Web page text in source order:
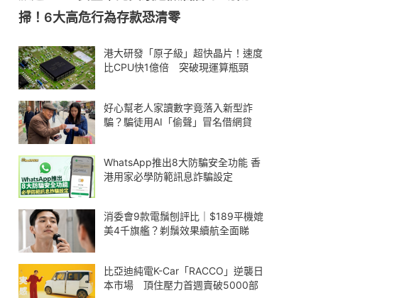
掃！6大高危行為存款恐清零
港大研發「原子級」超快晶片！速度
比CPU快1億倍 突破現運算瓶頸
好心幫老人家讀數字竟落入新型詐
騙？騙徒用AI「偷聲」冒名借網貸
WhatsApp推出8大防騙安全功能 香
港用家必學防範訊息詐騙設定
消委會9款電鬚刨評比｜$189平機媲
美4千旗艦？剃鬚效果續航全面睇
比亞迪純電K-Car「RACCO」逆襲日
本市場 頂住壓力首週賣破5000部